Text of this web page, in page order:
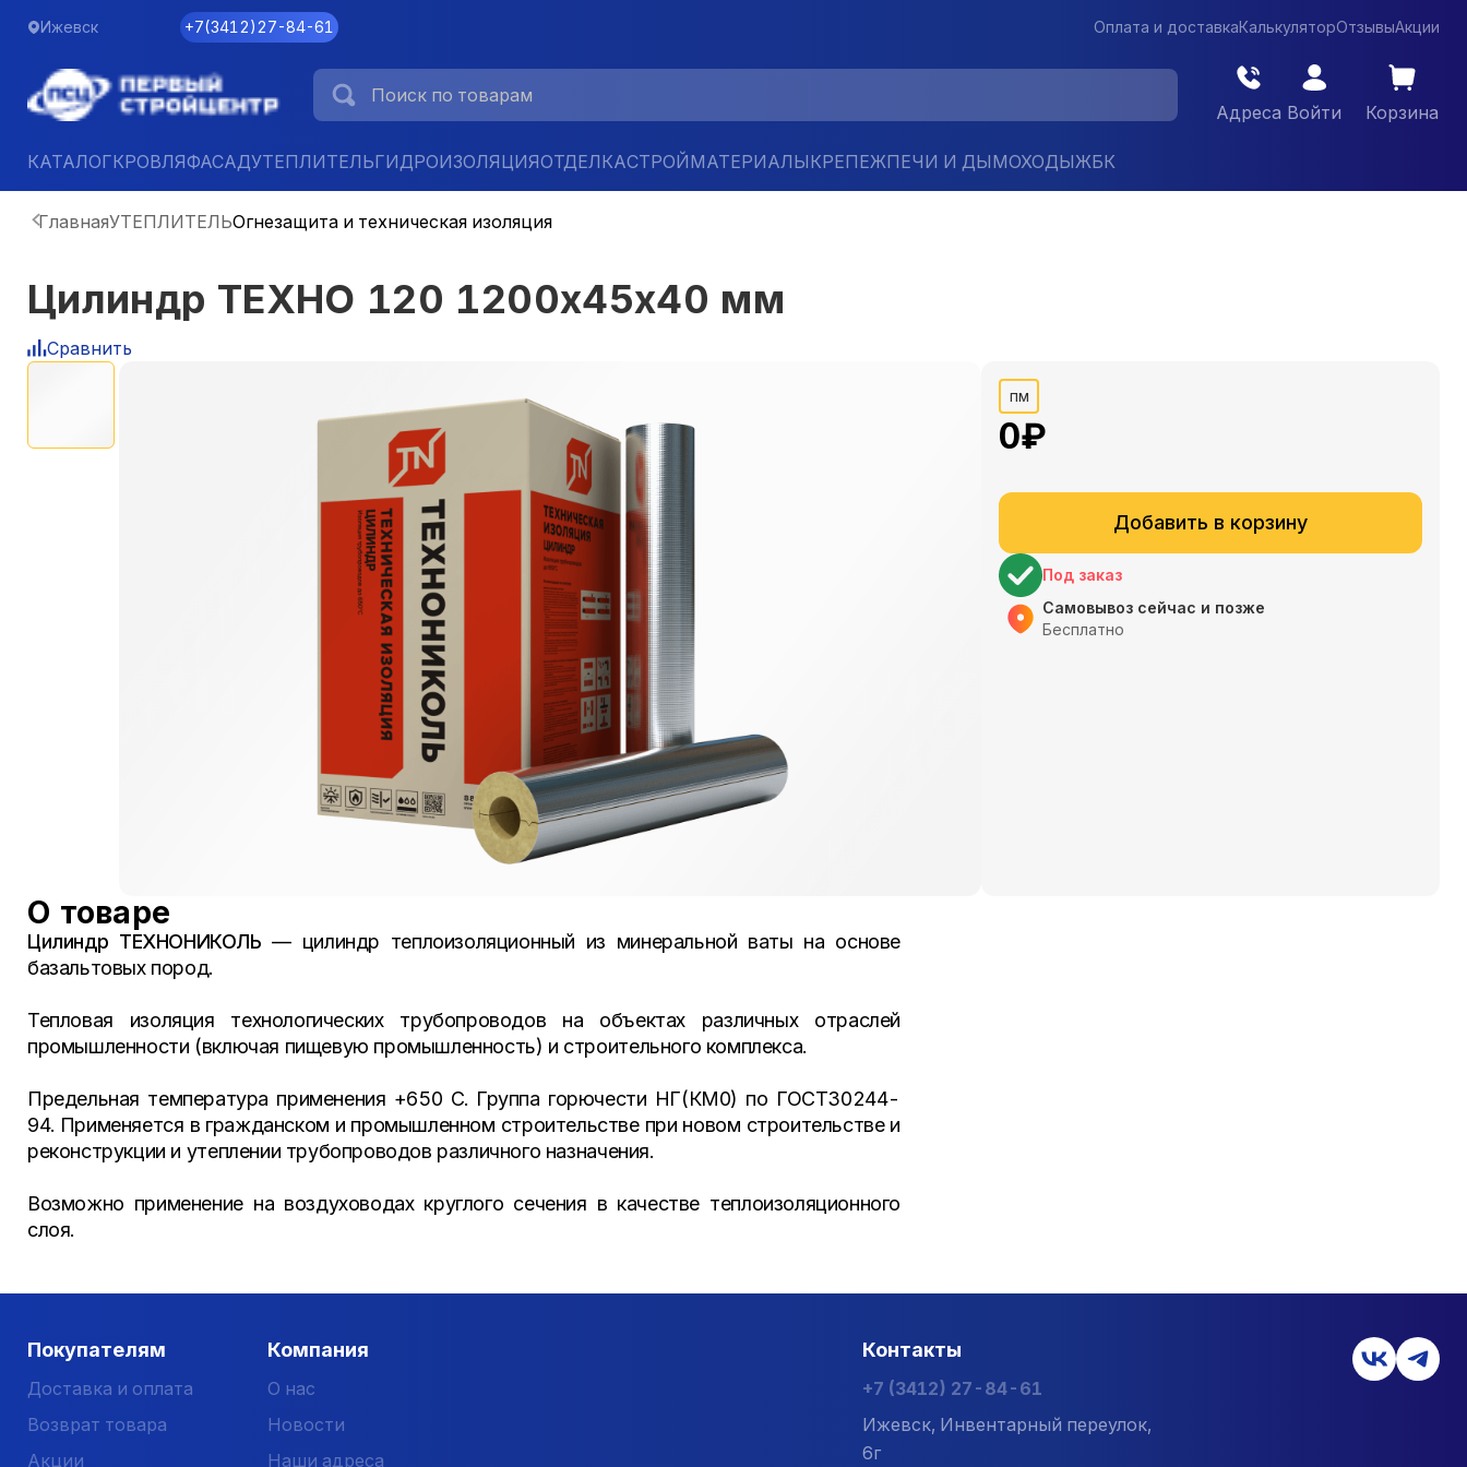
Ижевск +7(3412)27-84-61 Оплата и доставкаКалькуляторОтзывыАкции
Адреса Войти Корзина
КАТАЛОГКРОВЛЯФАСАДУТЕПЛИТЕЛЬГИДРОИЗОЛЯЦИЯОТДЕЛКАСТРОЙМАТЕРИАЛЫКРЕПЕЖПЕЧИ И ДЫМОХОДЫЖБК
ГлавнаяУТЕПЛИТЕЛЬОгнезащита и техническая изоляция
Цилиндр ТЕХНО 120 1200х45х40 мм
Сравнить
пм
0₽
Добавить в корзину
Под заказ
Самовывоз сейчас и позже
Бесплатно
О товаре
Цилиндр ТЕХНОНИКОЛЬ — цилиндр теплоизоляционный из минеральной ваты на основе
базальтовых пород.
Тепловая изоляция технологических трубопроводов на объектах различных отраслей
промышленности (включая пищевую промышленность) и строительного комплекса.
Предельная температура применения +650 С. Группа горючести НГ(КМ0) по ГОСТ30244-
94. Применяется в гражданском и промышленном строительстве при новом строительстве и
реконструкции и утеплении трубопроводов различного назначения.
Возможно применение на воздуховодах круглого сечения в качестве теплоизоляционного
слоя.
Покупателям
Доставка и оплата
Возврат товара
Акции
Компания
О нас
Новости
Наши адреса
Контакты
+7 (3412) 27-84-61
Ижевск, Инвентарный переулок,
6г